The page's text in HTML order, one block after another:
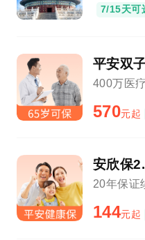
7/15天可
平安双
400万医
570元起
安欣保
20年保证
144元起